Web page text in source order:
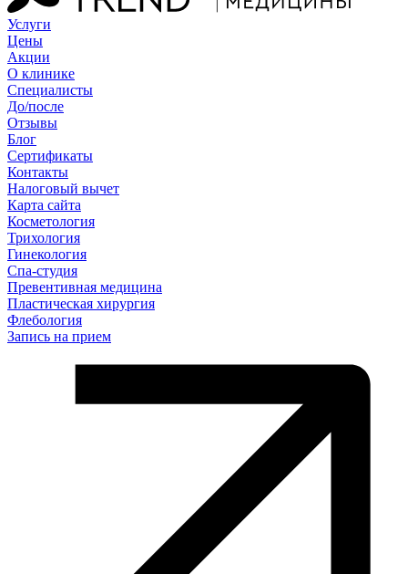
Услуги
Цены
Акции
О клинике
Специалисты
До/после
Отзывы
Блог
Сертификаты
Контакты
Налоговый вычет
Карта сайта
Косметология
Трихология
Гинекология
Спа-студия
Превентивная медицина
Пластическая хирургия
Флебология
Запись на прием